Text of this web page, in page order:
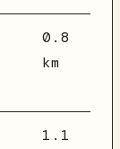
0.8
km
1.1